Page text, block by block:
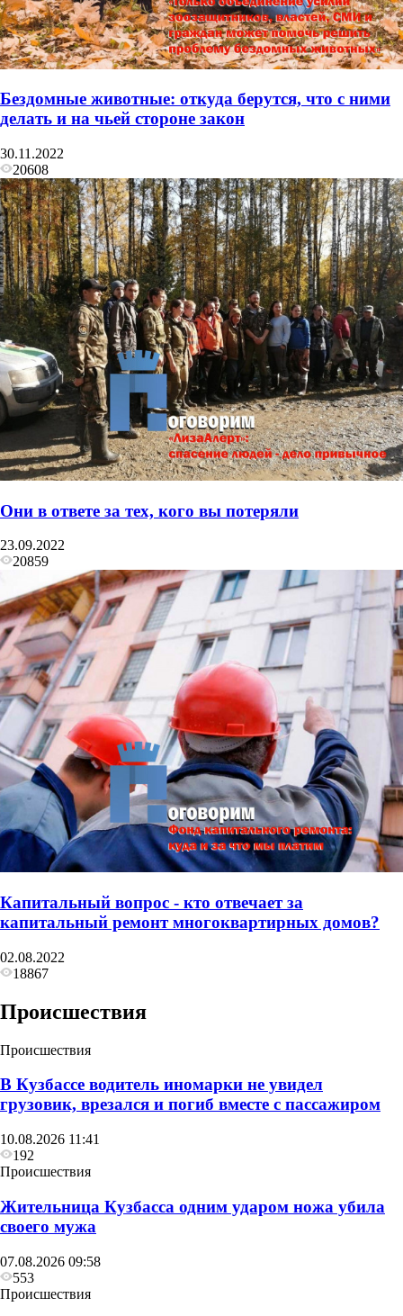
Бездомные животные: откуда берутся, что с ними
делать и на чьей стороне закон
30.11.2022
20608
Они в ответе за тех, кого вы потеряли
23.09.2022
20859
Капитальный вопрос - кто отвечает за
капитальный ремонт многоквартирных домов?
02.08.2022
18867
Происшествия
Происшествия
В Кузбассе водитель иномарки не увидел
грузовик, врезался и погиб вместе с пассажиром
10.08.2026 11:41
192
Происшествия
Жительница Кузбасса одним ударом ножа убила
своего мужа
07.08.2026 09:58
553
Происшествия